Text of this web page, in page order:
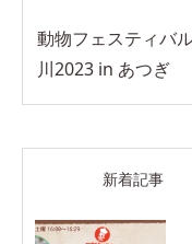
動物フェスティバ
川2023 in あつぎ
新着記事